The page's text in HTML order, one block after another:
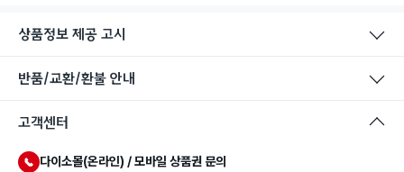
상품정보 제공 고시
반품/교환/환불 안내
고객센터
다이소몰(온라인) / 모바일 상품권 문의